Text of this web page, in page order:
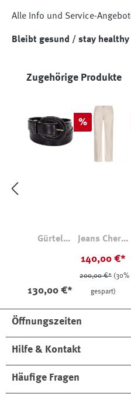
Alle Info und Service-
Bleibt gesund / stay healthy
Produktgalerie
Zugehörige Produkte
Gürtel
130,00 €*
Rabatt
%
Jeans Cheryl
EKR Ecru
140,00 €*
200,00 €* (30%
gespart)
Öffnungszeiten
Hilfe & Kontakt
Häufige Fragen